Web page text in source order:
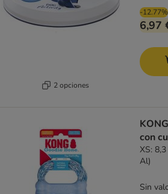
2 opciones
-12.77%
6,97
con
XS:
Al)
Sin